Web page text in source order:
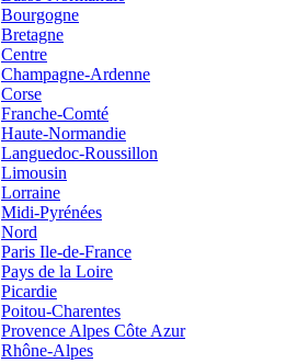
Bourgogne
Bretagne
Centre
Champagne-Ardenne
Corse
Franche-Comté
Haute-Normandie
Languedoc-Roussillon
Limousin
Lorraine
Midi-Pyrénées
Nord
Paris Ile-de-France
Pays de la Loire
Picardie
Poitou-Charentes
Provence Alpes Côte Azur
Rhône-Alpes